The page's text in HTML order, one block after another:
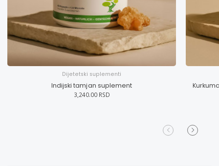
Dijetetski suplementi
Indijski tamjan suplement
3,240.00 RSD